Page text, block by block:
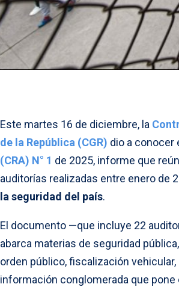
Este martes 16 de diciembre, la
de la República (CGR) dio a conocer
(CRA) N° 1 de 2025, informe que
auditorías realizadas entre enero de
la seguridad del país.
El documento —que incluye 22
abarca materias de seguridad
orden público, fiscalización
información conglomerada que